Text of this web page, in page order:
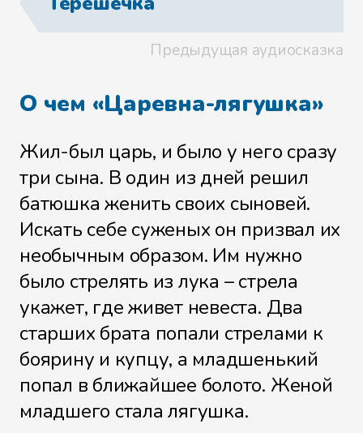
Предыдущая аудиосказка
О чем «Царевна-лягушка»
Жил-был царь, и было у него сразу
три сына. В один из дней решил
батюшка женить своих сыновей.
Искать себе суженых он призвал их
необычным образом. Им нужно
было стрелять из лука – стрела
укажет, где живет невеста. Два
старших брата попали стрелами к
боярину и купцу, а младшенький
попал в ближайшее болото. Женой
младшего стала лягушка.